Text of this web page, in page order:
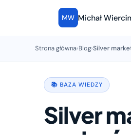
MW Michał
Strona główna›Blog›Silver
📚 BAZA WIEDZY
Silver